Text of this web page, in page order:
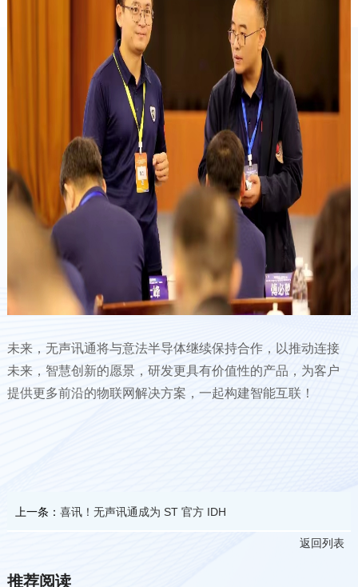
未来，无声讯通将与意法半导体继续保持合作，以推动连接
未来，智慧创新的愿景，研发更具有价值性的产品，为客户
提供更多前沿的物联网解决方案，一起构建智能互联！
上一条： 喜讯！无声讯通成为 ST 官方 IDH
返回列表
推荐阅读